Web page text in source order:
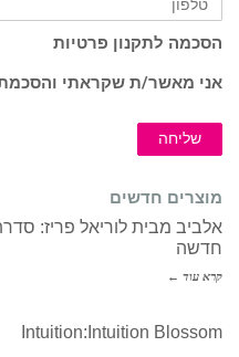
הסכמה לתקנון פרטיות
אני מאשר/ת שקראתי
שליחה
מוצרים חדשים
אלביב מבית לוריאל פריז:
חדשה
קרא עוד ←
Intuition:Intuition Blossom